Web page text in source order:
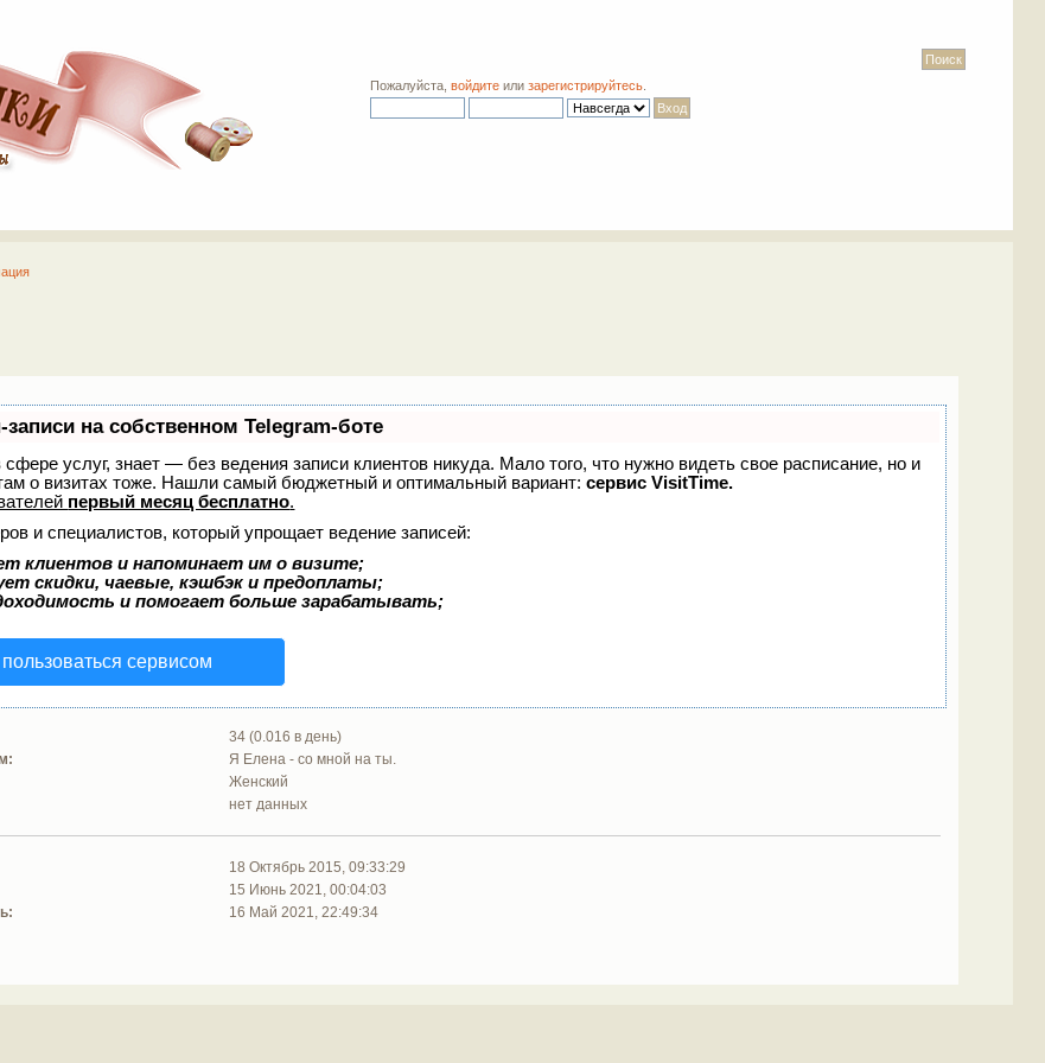
Пожалуйста,войдите илизарегистрируйтесь
на собственном Telegram-боте
сфере услуг, знает — без ведения записи клиентов никуда. Мало того, что нужно видеть свое расписание, но и
о визитах тоже. Нашли самый бюджетный и оптимальный вариант:сервис VisitTime.
первый месяц бесплатно.
и специалистов, который упрощает ведение записей:
клиентов и напоминает им о визите;
скидки, чаевые, кэшбэк и предоплаты;
и помогает больше зарабатывать;
сервисом
34 (0.016 в день)
Я Елена - со мной на ты.
Женский
нет данных
18 Октябрь 2015, 09:33:29
15 Июнь 2021, 00:04:03
16 Май 2021, 22:49:34